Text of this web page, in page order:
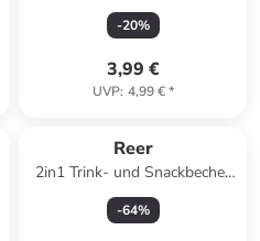
in Weiß ab 3 Monate
-20%
3,99 €
UVP: 4,99 €*
Reer
2in1 Trink- und Snackbecher
in gelb
-64%